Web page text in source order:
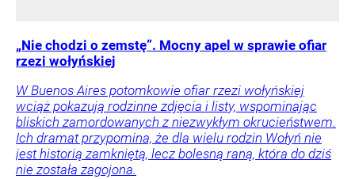
„Nie chodzi o zemstę”. Mocny apel w sprawie ofiar
rzezi wołyńskiej
W Buenos Aires potomkowie ofiar rzezi wołyńskiej
wciąż pokazują rodzinne zdjęcia i listy, wspominając
bliskich zamordowanych z niezwykłym okrucieństwem.
Ich dramat przypomina, że dla wielu rodzin Wołyń nie
jest historią zamkniętą, lecz bolesną raną, która do dziś
nie została zagojona.